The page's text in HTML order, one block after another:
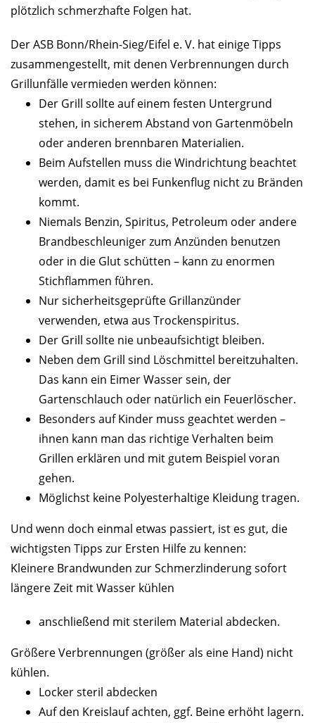
plötzlich schmerzhafte Folgen hat.
Der ASB Bonn/Rhein-Sieg/Eifel e. V. hat einige Tipps
zusammengestellt, mit denen Verbrennungen durch
Grillunfälle vermieden werden können:
Der Grill sollte auf einem festen Untergrund
stehen, in sicherem Abstand von Gartenmöbeln
oder anderen brennbaren Materialien.
Beim Aufstellen muss die Windrichtung beachtet
werden, damit es bei Funkenflug nicht zu Bränden
kommt.
Niemals Benzin, Spiritus, Petroleum oder andere
Brandbeschleuniger zum Anzünden benutzen
oder in die Glut schütten – kann zu enormen
Stichflammen führen.
Nur sicherheitsgeprüfte Grillanzünder
verwenden, etwa aus Trockenspiritus.
Der Grill sollte nie unbeaufsichtigt bleiben.
Neben dem Grill sind Löschmittel bereitzuhalten.
Das kann ein Eimer Wasser sein, der
Gartenschlauch oder natürlich ein Feuerlöscher.
Besonders auf Kinder muss geachtet werden –
ihnen kann man das richtige Verhalten beim
Grillen erklären und mit gutem Beispiel voran
gehen.
Möglichst keine Polyesterhaltige Kleidung tragen.
Und wenn doch einmal etwas passiert, ist es gut, die
wichtigsten Tipps zur Ersten Hilfe zu kennen:
Kleinere Brandwunden zur Schmerzlinderung sofort
längere Zeit mit Wasser kühlen
anschließend mit sterilem Material abdecken.
Größere Verbrennungen (größer als eine Hand) nicht
kühlen.
Locker steril abdecken
Auf den Kreislauf achten, ggf. Beine erhöht lagern.